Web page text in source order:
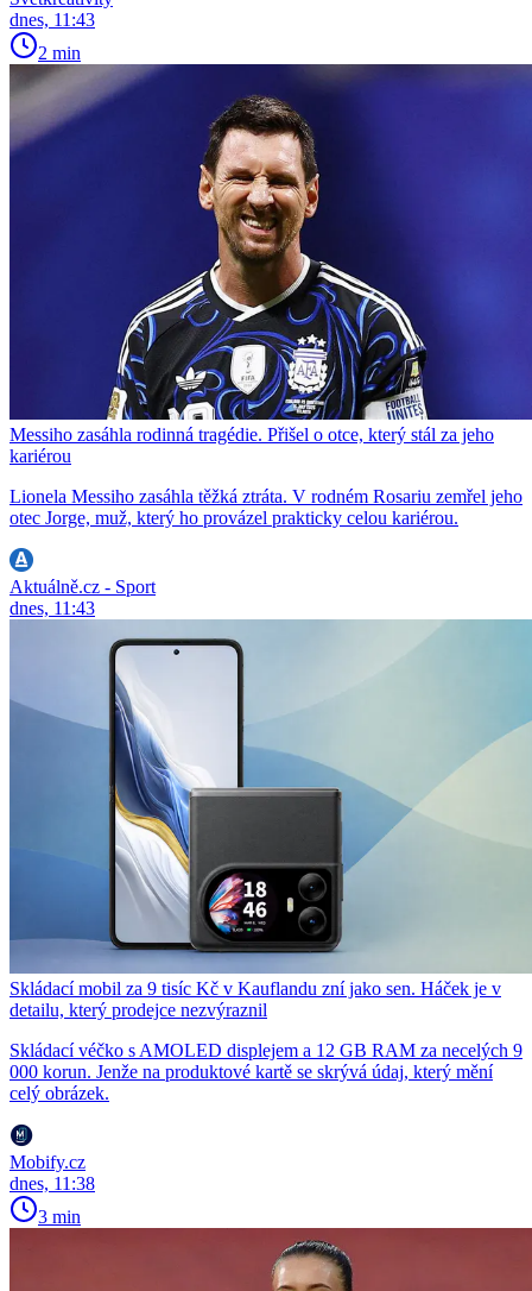
dnes, 11:43
2 min
Messiho zasáhla rodinná tragédie. Přišel o otce, který stál za jeho
kariérou
Lionela Messiho zasáhla těžká ztráta. V rodném Rosariu zemřel jeho
otec Jorge, muž, který ho provázel prakticky celou kariérou.
Aktuálně.cz - Sport
dnes, 11:43
Skládací mobil za 9 tisíc Kč v Kauflandu zní jako sen. Háček je v
detailu, který prodejce nezvýraznil
Skládací véčko s AMOLED displejem a 12 GB RAM za necelých 9
000 korun. Jenže na produktové kartě se skrývá údaj, který mění
celý obrázek.
Mobify.cz
dnes, 11:38
3 min